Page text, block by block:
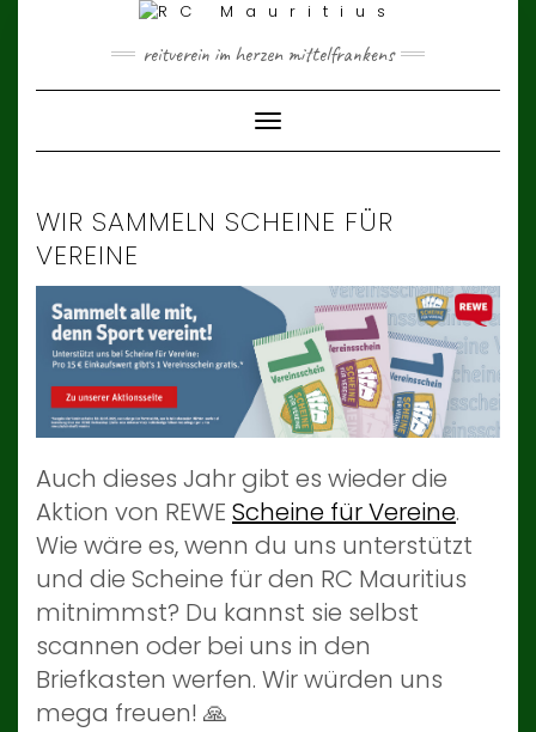
reitverein im herzen mittelfrankens
Toggle Navigation
WIR SAMMELN SCHEINE FÜR
VEREINE
Auch dieses Jahr gibt es wieder die
Aktion von REWE Scheine für Vereine.
Wie wäre es, wenn du uns unterstützt
und die Scheine für den RC Mauritius
mitnimmst? Du kannst sie selbst
scannen oder bei uns in den
Briefkasten werfen. Wir würden uns
mega freuen! 🙏